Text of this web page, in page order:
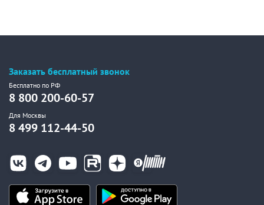
Заказать бесплатный звонок
Бесплатно по РФ
8 800 200-60-57
Для Москвы
8 499 112-44-50